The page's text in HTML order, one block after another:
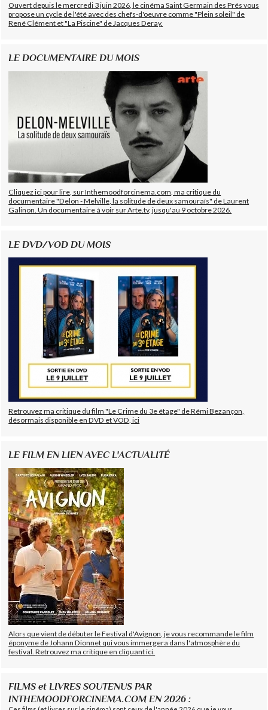
Ouvert depuis le mercredi 3 juin 2026, le cinéma Saint Germain des Prés vous
propose un cycle de l'été avec des chefs-d'oeuvre comme "Plein soleil" de
René Clément et "La Piscine" de Jacques Deray.
LE DOCUMENTAIRE DU MOIS
Cliquez ici pour lire, sur Inthemoodforcinema.com, ma critique du
documentaire "Delon - Melville, la solitude de deux samouraïs" de Laurent
Galinon. Un documentaire à voir sur Arte.tv, jusqu'au 9 octobre 2026.
LE DVD/VOD DU MOIS
Retrouvez ma critique du film "Le Crime du 3e étage" de Rémi Bezançon,
désormais disponible en DVD et VOD, ici
LE FILM EN LIEN AVEC L'ACTUALITÉ
Alors que vient de débuter le Festival d'Avignon, je vous recommande le film
éponyme de Johann Dionnet qui vous immergera dans l'atmosphère du
festival. Retrouvez ma critique en cliquant ici.
FILMS et LIVRES SOUTENUS PAR
INTHEMOODFORCINEMA.COM EN 2026 :